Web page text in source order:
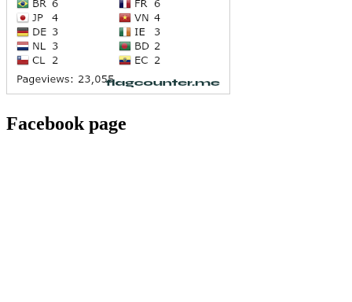
Facebook page